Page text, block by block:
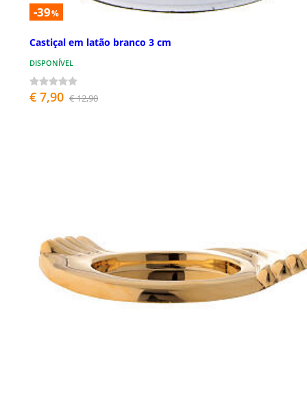
-39%
Castiçal em latão branco 3 cm
DISPONÍVEL
€ 7,90 € 12,90